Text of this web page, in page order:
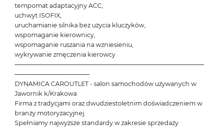
tempomat adaptacyjny ACC,
uchwyt ISOFIX,
uruchamianie silnika bez użycia kluczyków,
wspomaganie kierownicy,
wspomaganie ruszania na wzniesieniu,
wykrywanie zmęczenia kierowcy
───────────────────────────────────────────
─────────────────
DYNAMICA CAROUTLET - salon samochodów używanych w
Jawornik k/Krakowa
Firma z tradycjami oraz dwudziestoletnim doświadczeniem w
branży motoryzacyjnej.
Spełniamy najwyższe standardy w zakresie sprzedaży